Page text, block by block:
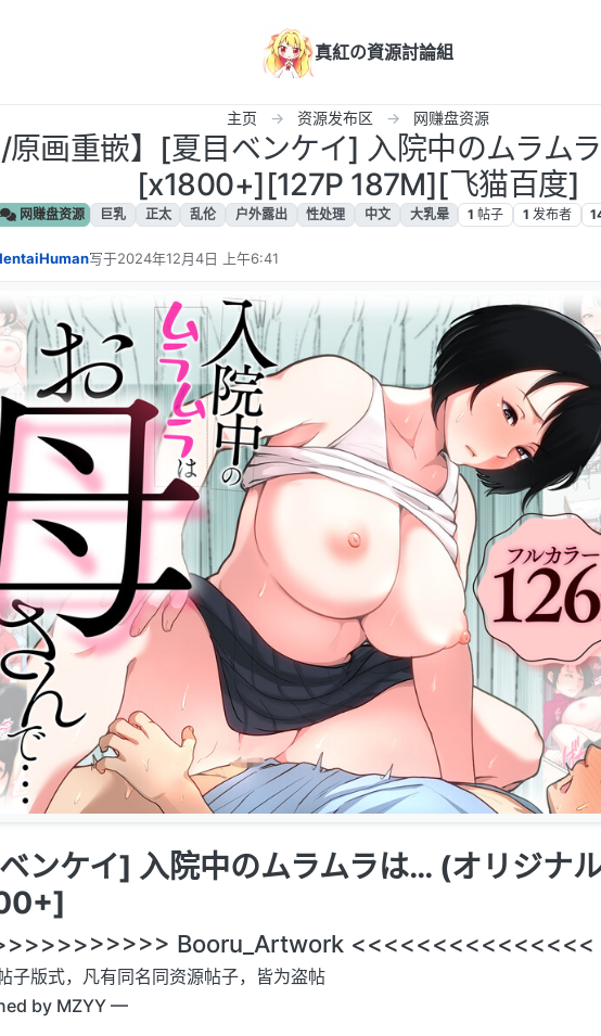
真紅の資源討論組
主页 资源发布区 网赚盘资源
/原画重嵌】[夏目ベンケイ] 入院中のムラム
[x1800+][127P 187M][飞猫百度]
网赚盘资源 巨乳 正太 乱伦 户外露出 性处理 中文 大乳晕 1 帖子 1 发布者
写于2024年12月4日 上午6:41
最后由 编辑
ンケイ] 入院中のムラムラは… (オリジナ
Booru_Artwork <<<<<<<<<<<<<<<
子版式，凡有同名同资源帖子，皆为盗帖
by MZYY —